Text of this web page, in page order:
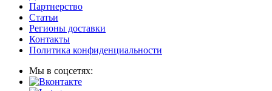
Партнерство
Статьи
Регионы доставки
Контакты
Политика конфиденциальности
Мы в соцсетях: